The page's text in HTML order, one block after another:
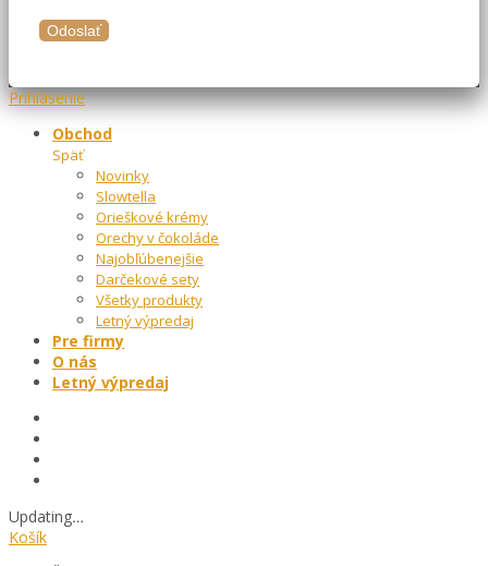
Prihlásenie
Obchod
Späť
Novinky
Slowtella
Orieškové krémy
Orechy v čokoláde
Najobľúbenejšie
Darčekové sety
Všetky produkty
Letný výpredaj
Pre firmy
O nás
Letný výpredaj
Updating…
Košík